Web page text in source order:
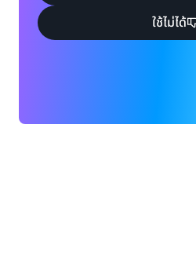
ใช้ไม่ได้